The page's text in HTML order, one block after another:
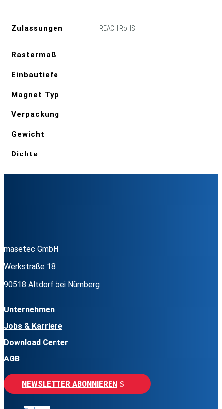
Zulassungen REACH;RoHS
Rastermaß
Einbautiefe
Magnet Typ
Verpackung
Gewicht
Dichte
masetec GmbH
Werkstraße 18
90518 Altdorf bei Nürnberg
Unternehmen
Jobs & Karriere
Download Center
AGB
NEWSLETTER ABONNIEREN